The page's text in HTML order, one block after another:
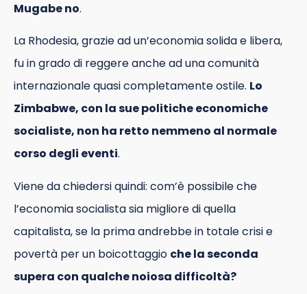
Mugabe no.
La Rhodesia, grazie ad un’economia solida e libera,
fu in grado di reggere anche ad una comunità
internazionale quasi completamente ostile. Lo
Zimbabwe, con la sue politiche economiche
socialiste, non ha retto nemmeno al normale
corso degli eventi.
Viene da chiedersi quindi: com’è possibile che
l’economia socialista sia migliore di quella
capitalista, se la prima andrebbe in totale crisi e
povertà per un boicottaggio che la seconda
supera con qualche noiosa difficoltà?